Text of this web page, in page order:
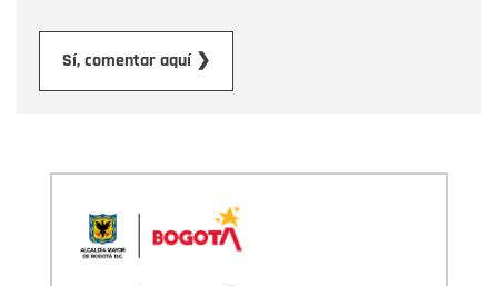
Sí, comentar aquí ❯